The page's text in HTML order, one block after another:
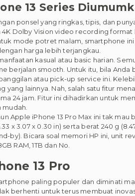
13 Series
ponsel yang ringkas, tipis, dan
Dolby Vision video recording
mode potret malam, smartphone
harga lebih terjangkau.
kasual atau basic harian.
berjalan smooth. Untuk itu, bila
atau pick-up service ini.
lainnya. Nah, salah satu fitur
24 jam. Fitur ini dihadirkan untuk
Apple iPhone 13 Pro Max ini tak mau
x 3.07 x 0.30 in) serta berat 240 g
by). Bicara soal memori HP ini, unit
RAM, 1TB dan No.
13 Pro
paling populer dan diminati
berhenti untuk terus membuat